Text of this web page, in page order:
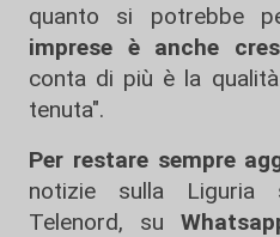
quanto si potrebbe
imprese è anche
conta di più è la
tenuta".
Per restare sempre
notizie sulla Liguria
Telenord, su